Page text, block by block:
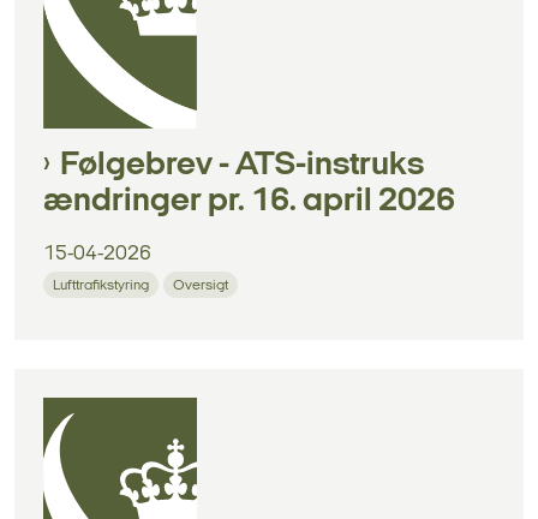
Følgebrev - ATS-instruks
ændringer pr. 16. april 2026
15-04-2026
Lufttrafikstyring Oversigt